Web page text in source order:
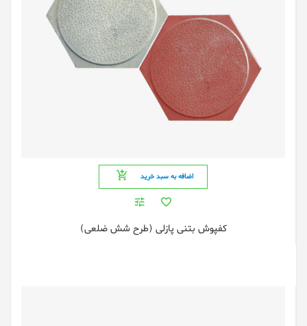
اضافه به سبد خرید
کفپوش بتنی پازلی (طرح شش ضلعی)